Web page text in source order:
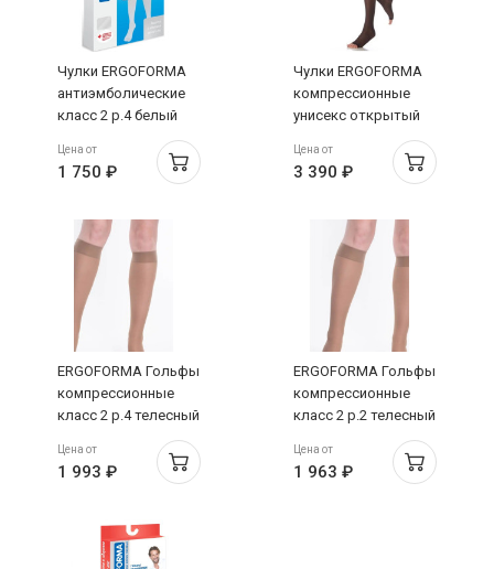
Чулки ERGOFORMA
антиэмболические
класс 2 р.4 белый
Цена от
1 750 ₽
Чулки ERGOFORMA
компрессионные
унисекс открытый
черный
Цена от
3 390 ₽
ERGOFORMA Гольфы
компрессионные
класс 2 р.4 телесный
Цена от
1 993 ₽
ERGOFORMA Гольфы
компрессионные
класс 2 р.2 телесный
Цена от
1 963 ₽